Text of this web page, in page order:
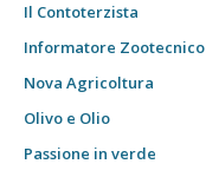
Il Contoterzista
Informatore Zootecnico
Nova Agricoltura
Olivo e Olio
Passione in verde